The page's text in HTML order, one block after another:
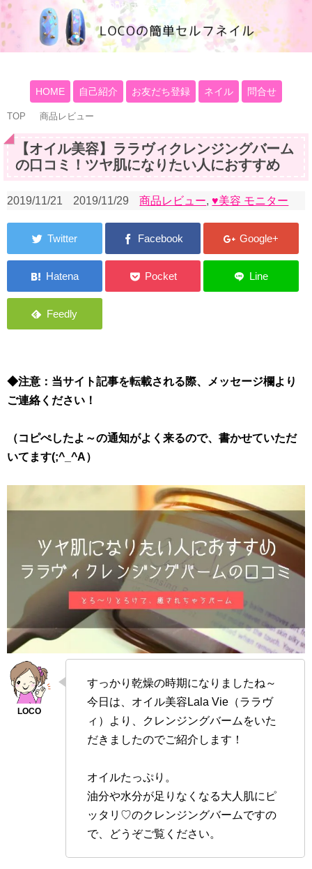
100均大好きママブログ
HOME 自己紹介 お友だち登録 ネイル 問合せ
TOP 商品レビュー
【オイル美容】ララヴィクレンジングバーム
の口コミ！ツヤ肌になりたい人におすすめ
2019/11/21 2019/11/29 商品レビュー,♥美容 モニター
◆注意：当サイト記事を転載される際、メッセージ欄より
ご連絡ください！
（コピぺしたよ～の通知がよく来るので、書かせていただ
いてます(;^_^A）
すっかり乾燥の時期になりましたね～
今日は、オイル美容Lala Vie（ララヴ
ィ）より、クレンジングバームをいた
だきましたのでご紹介します！
オイルたっぷり。
油分や水分が足りなくなる大人肌にピ
ッタリ♡のクレンジングバームですの
で、どうぞご覧ください。